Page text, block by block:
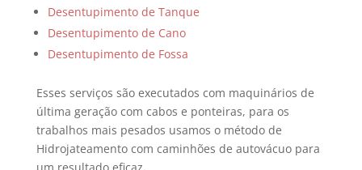
Desentupimento de Tanque
Desentupimento de Cano
Desentupimento de Fossa
Esses serviços são executados com maquinários de
última geração com cabos e ponteiras, para os
trabalhos mais pesados usamos o método de
Hidrojateamento com caminhões de autovácuo para